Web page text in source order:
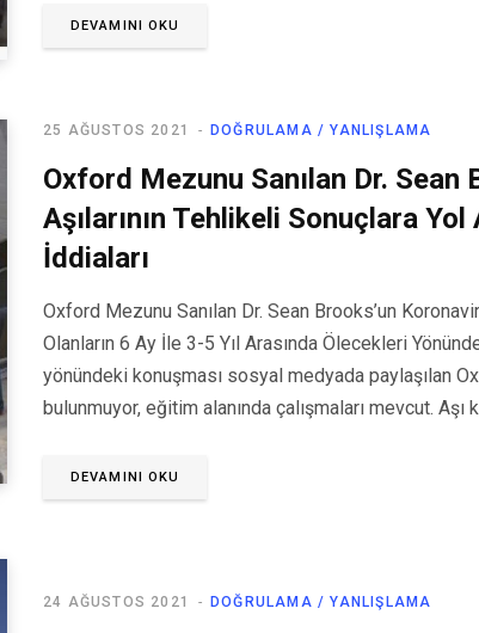
DEVAMINI OKU
DOĞRULAMA / YANLIŞLAMA
25 AĞUSTOS 2021
Oxford Mezunu Sanılan Dr. Sean
Aşılarının Tehlikeli Sonuçlara
İddiaları
Oxford Mezunu Sanılan Dr. Sean Brooks’un
Olanların 6 Ay İle 3-5 Yıl Arasında Ölecekleri
yönündeki konuşması sosyal medyada paylaşılan
bulunmuyor, eğitim alanında çalışmaları mevcut. Aşı
DEVAMINI OKU
DOĞRULAMA / YANLIŞLAMA
24 AĞUSTOS 2021